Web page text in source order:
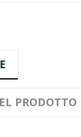
PRODOTTO